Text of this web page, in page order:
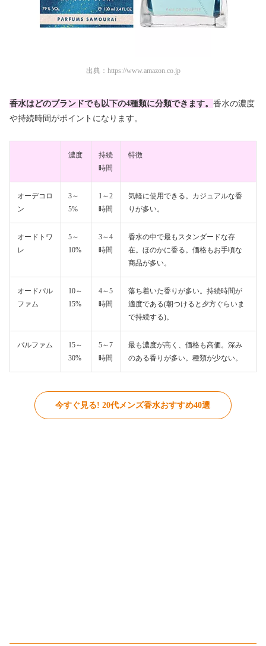
出典： https://www.amazon.co.jp
香水はどのブランドでも以下の4種類に分類できます。 香水の濃度
や持続時間がポイントになります。
濃度
持続
時間
特徴
オーデコロ
ン
3～
5%
1～2
時間
気軽に使用できる。カジュアルな香
りが多い。
オードトワ
レ
5～
10%
3～4
時間
香水の中で最もスタンダードな存
在。ほのかに香る。価格もお手頃な
商品が多い。
オードパル
ファム
10～
15%
4～5
時間
落ち着いた香りが多い。持続時間が
適度である(朝つけると夕方ぐらいま
で持続する)。
パルファム
15～
30%
5～7
時間
最も濃度が高く、価格も高価。深み
のある香りが多い。種類が少ない。
今すぐ見る! 20代メンズ香水おすすめ40選